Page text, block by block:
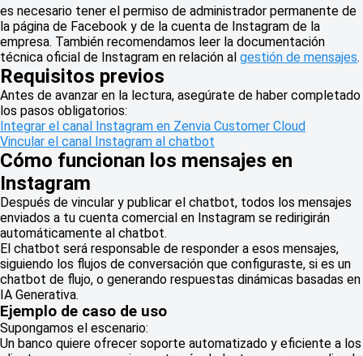
es necesario tener el permiso de administrador permanente de
la página de Facebook y de la cuenta de Instagram de la
empresa. También recomendamos leer la documentación
técnica oficial de Instagram en relación al gestión de mensajes.
Requisitos previos
Antes de avanzar en la lectura, asegúrate de haber completado
los pasos obligatorios:
Integrar el canal Instagram en Zenvia Customer Cloud
Vincular el canal Instagram al chatbot
Cómo funcionan los mensajes en
Instagram
Después de vincular y publicar el chatbot, todos los mensajes
enviados a tu cuenta comercial en Instagram se redirigirán
automáticamente al chatbot.
El chatbot será responsable de responder a esos mensajes,
siguiendo los flujos de conversación que configuraste, si es un
chatbot de flujo, o generando respuestas dinámicas basadas en
IA Generativa.
Ejemplo de caso de uso
Supongamos el escenario:
Un banco quiere ofrecer soporte automatizado y eficiente a los